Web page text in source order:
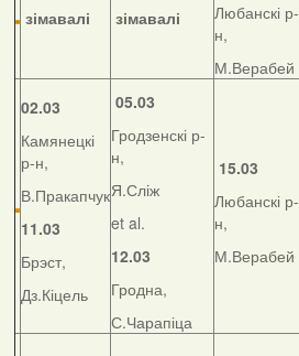
зімавалі зімавалі
Любанскі р-
н,
М.Верабей
02.03
Камянецкі
р-н,
В.Пракапчук
11.03
Брэст,
Дз.Кіцель
05.03
Гродзенскі р-
н,
Я.Сліж
et al.
12.03
Гродна,
С.Чарапіца
15.03
Любанскі р-
н,
М.Верабей